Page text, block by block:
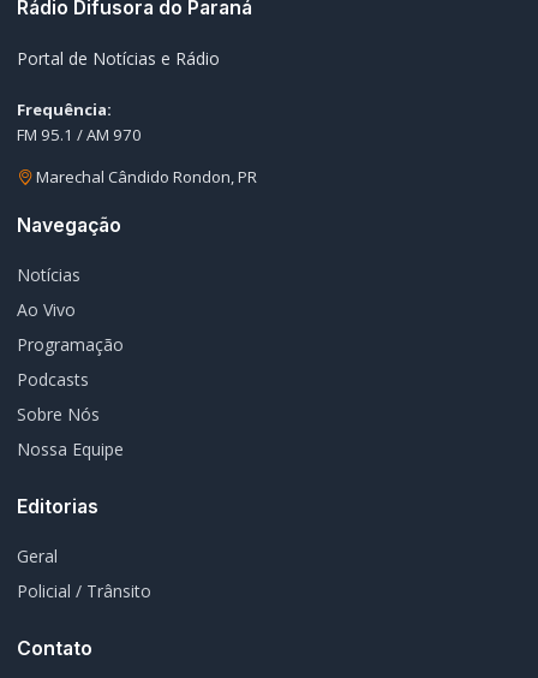
Frequência:
Navegação
Notícias
Ao Vivo
Podcasts
Sobre Nós
Nossa Equipe
Editorias
Geral
Policial / Trânsito
Contato
Redes Sociais